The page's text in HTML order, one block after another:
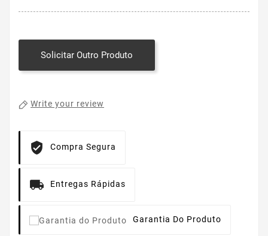
Solicitar Outro Produto
Write your review
Compra Segura
Entregas Rápidas
Garantia Do Produto